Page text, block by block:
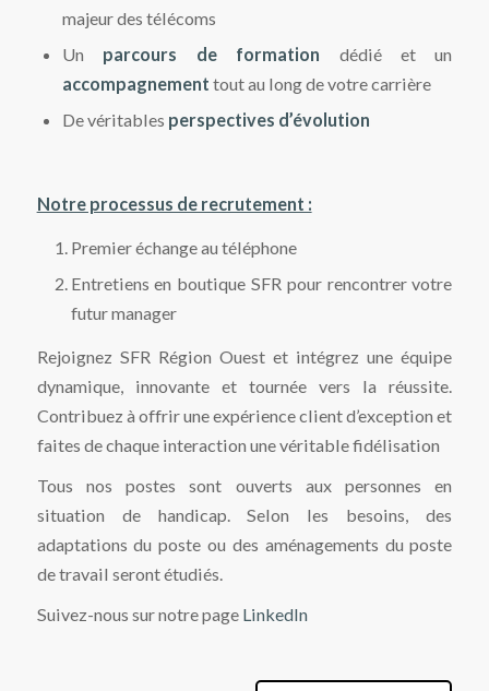
majeur des télécoms
Un parcours de formation dédié et un
accompagnement tout au long de votre carrière
De véritables perspectives d’évolution
Notre processus de recrutement :
Premier échange au téléphone
Entretiens en boutique SFR pour rencontrer votre
futur manager
Rejoignez SFR Région Ouest et intégrez une équipe
dynamique, innovante et tournée vers la réussite.
Contribuez à offrir une expérience client d’exception et
faites de chaque interaction une véritable fidélisation
Tous nos postes sont ouverts aux personnes en
situation de handicap. Selon les besoins, des
adaptations du poste ou des aménagements du poste
de travail seront étudiés.
Suivez-nous sur notre page LinkedIn